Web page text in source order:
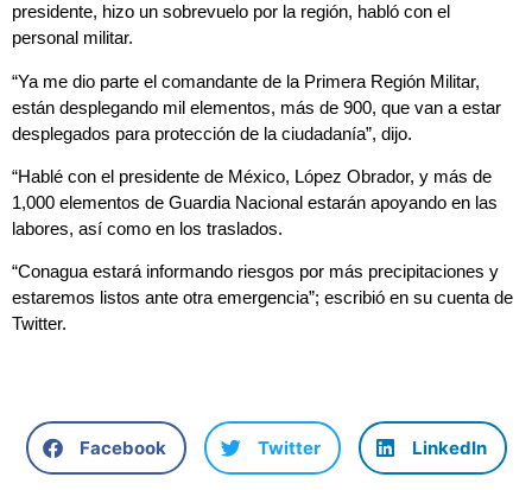
presidente, hizo un sobrevuelo por la región, habló con el
personal militar.
“Ya me dio parte el comandante de la Primera Región Militar,
están desplegando mil elementos, más de 900, que van a estar
desplegados para protección de la ciudadanía”, dijo.
“Hablé con el presidente de México, López Obrador, y más de
1,000 elementos de Guardia Nacional estarán apoyando en las
labores, así como en los traslados.
“Conagua estará informando riesgos por más precipitaciones y
estaremos listos ante otra emergencia”; escribió en su cuenta de
Twitter.
Facebook Twitter LinkedIn